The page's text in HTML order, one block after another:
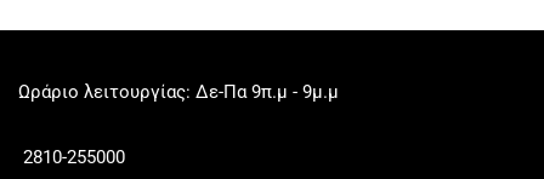
Ωράριο λειτουργίας: Δε-Πα 9π.μ - 9μ.μ
2810-255000